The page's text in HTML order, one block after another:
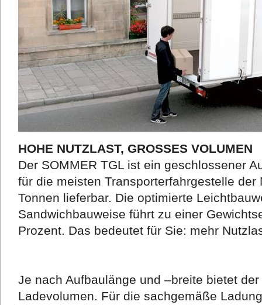
HOHE NUTZLAST, GROSSES VOLUMEN
Der SOMMER TGL ist ein geschlossener
für die meisten Transporterfahrgestelle
Tonnen lieferbar. Die optimierte
Sandwichbauweise führt zu einer
Prozent. Das bedeutet für Sie: mehr
Je nach Aufbaulänge und –breite bietet
Ladevolumen. Für die sachgemäße